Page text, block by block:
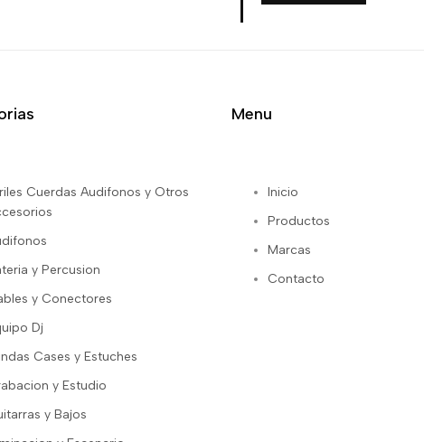
Cuerdas Audifonos y Otros
y Percusion
y Conectores
Dj
Cases y Estuches
y Estudio
y Bajos
Menu
Inicio
Productos
Marcas
Contacto